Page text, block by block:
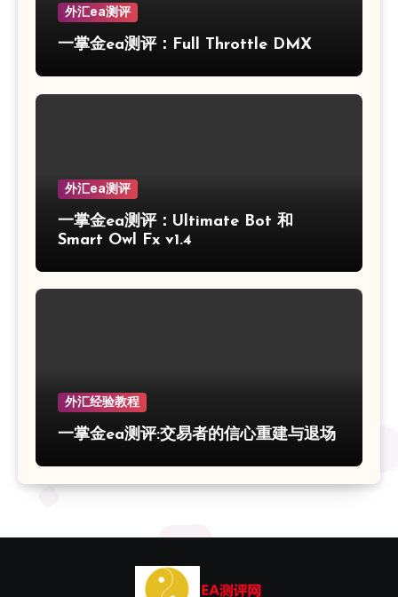
外汇ea测评
一掌金ea测评：Full Throttle DMX
外汇ea测评
一掌金ea测评：Ultimate Bot 和
Smart Owl Fx v1.4
外汇经验教程
一掌金ea测评:交易者的信心重建与退场